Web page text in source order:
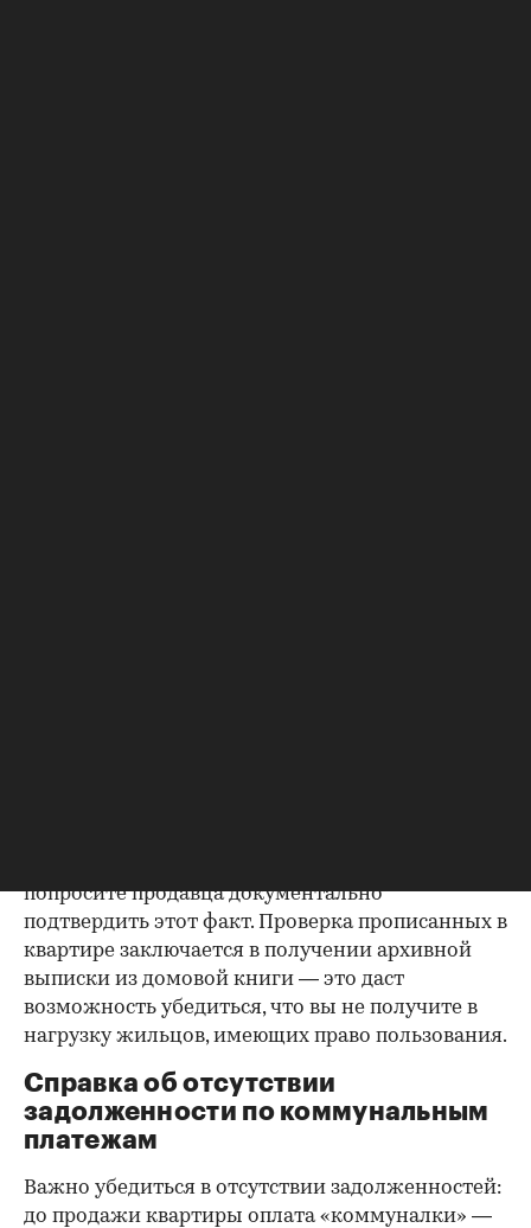
попросите продавца документально
подтвердить этот факт. Проверка прописанных в
квартире заключается в получении архивной
выписки из домовой книги — это даст
возможность убедиться, что вы не получите в
нагрузку жильцов, имеющих право пользования.
Справка об отсутствии
задолженности по коммунальным
платежам
Важно убедиться в отсутствии задолженностей:
до продажи квартиры оплата «коммуналки» —